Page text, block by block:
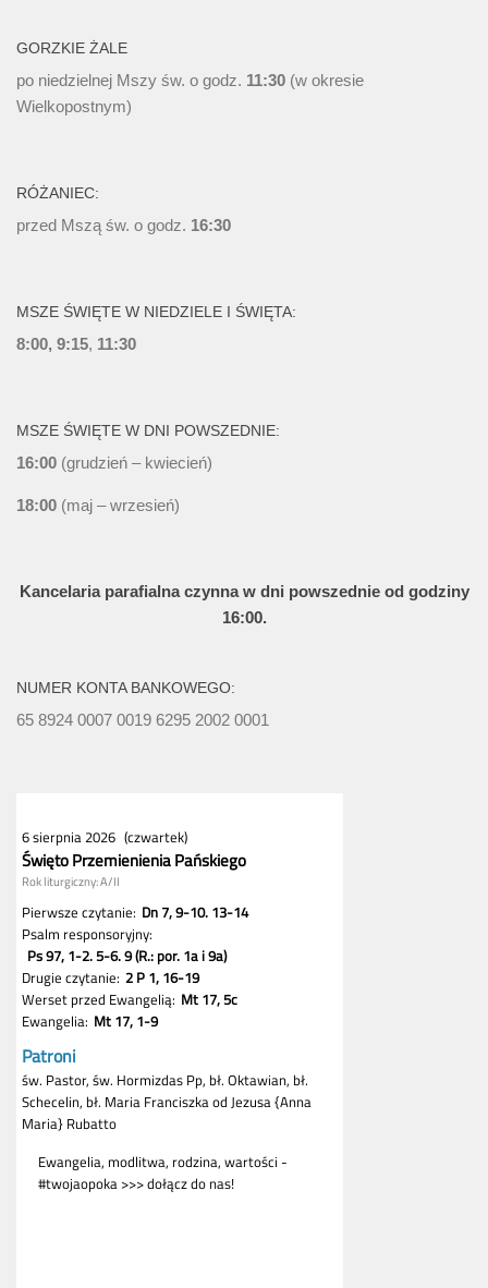
GORZKIE ŻALE
po niedzielnej Mszy św. o godz. 11:30 (w okresie
Wielkopostnym)
RÓŻANIEC:
przed Mszą św. o godz. 16:30
MSZE ŚWIĘTE W NIEDZIELE I ŚWIĘTA:
8:00, 9:15, 11:30
MSZE ŚWIĘTE W DNI POWSZEDNIE:
16:00 (grudzień – kwiecień)
18:00 (maj – wrzesień)
Kancelaria parafialna czynna w dni powszednie od godziny
16:00.
NUMER KONTA BANKOWEGO:
65 8924 0007 0019 6295 2002 0001